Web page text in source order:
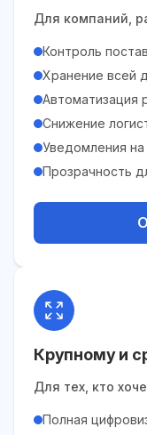
Для компаний,
Контроль
Хранение всей
Автоматизация
Снижение
Уведомления
Прозрачность
Крупному и
Для тех, кто
Полная